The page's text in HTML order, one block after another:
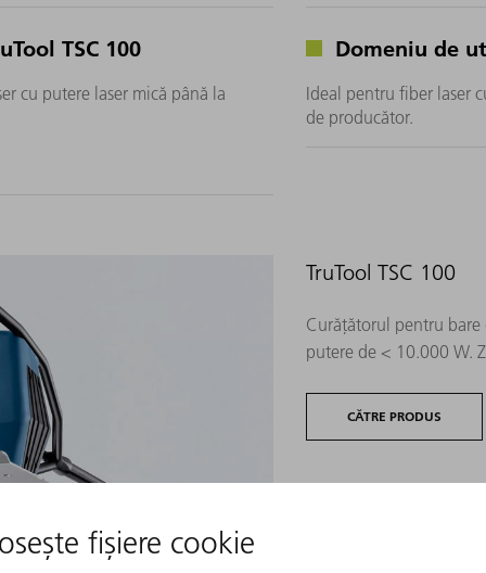
TSC 100
cu putere laser mică până la
Domeniu de
Ideal pentru fiber laser
de producător.
TruTool TSC 100
Curățătorul pentru bare
putere de < 10.000 W.
CĂTRE PRODUS